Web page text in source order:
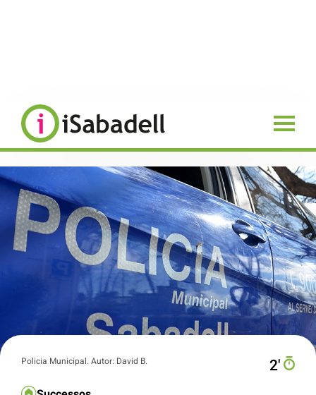
Policia Municipal. Autor: David B. 2′